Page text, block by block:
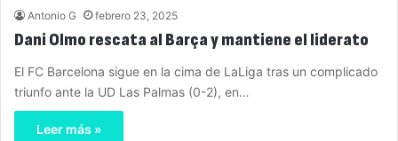
Antonio G febrero 23, 2025
Dani Olmo rescata al Barça y mantiene el liderato
El FC Barcelona sigue en la cima de LaLiga tras un complicado
triunfo ante la UD Las Palmas (0-2), en…
Leer más »